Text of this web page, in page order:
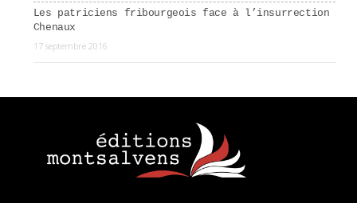
Les patriciens fribourgeois face à l’insurrection
Chenaux
17 septembre 2016